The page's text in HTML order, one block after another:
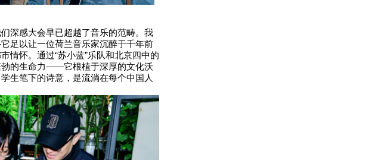
深感大会早已超越了音乐的范畴。我
足以让一位荷兰音乐家沉醉于千年前
情怀。通过“苏小蓝”乐队和北京四中的
勃的生命力——它根植于深厚的文化沃
生笔下的诗意，是流淌在每个中国人